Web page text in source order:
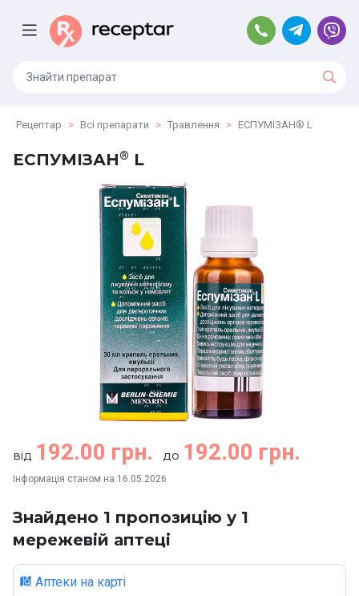
Рецептар Всі препарати Травлення ЕСПУМІЗАН® L
ЕСПУМІЗАН® L
від 192.00 грн. до 192.00 грн.
Інформація станом на 16.05.2026
Знайдено 1 пропозицію у 1
мережевій аптеці
Аптеки на карті